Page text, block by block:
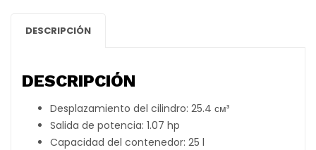
DESCRIPCIÓN
DESCRIPCIÓN
Desplazamiento del cilindro: 25.4 см³
Salida de potencia: 1.07 hp
Capacidad del contenedor: 25 l